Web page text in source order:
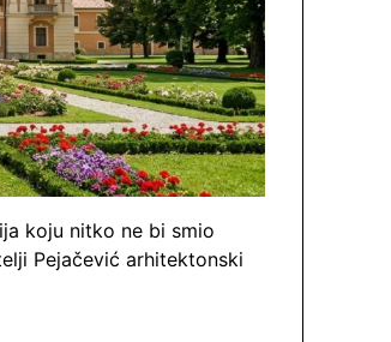
koju nitko ne bi smio
Pejačević arhitektonski